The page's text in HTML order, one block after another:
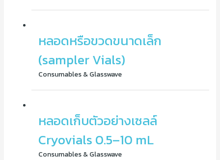
หลอดหรือขวดขนาดเล็ก
(sampler Vials)
Consumables & Glasswave
หลอดเก็บตัวอย่างเซลล์
Cryovials 0.5–10 mL
Consumables & Glasswave